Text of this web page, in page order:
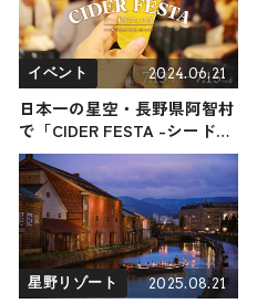
イベント 2024.06.21
日本一の星空・長野県阿智村
で「CIDER FESTA -シードル
フェスタ-」開催 個性的なシ
ードル＆クラフトビールを飲
み比べ
星野リゾート 2025.08.21